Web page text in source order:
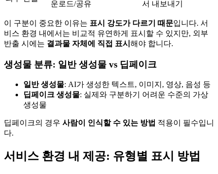
운로드/공유 서 내보내기
이 구분이 중요한 이유는 표시 강도가 다르기 때문입니다. 서
비스 환경 내에서는 비교적 유연하게 표시할 수 있지만, 외부
반출 시에는 결과물 자체에 직접 표시 해야 합니다.
생성물 분류: 일반 생성물 vs 딥페이크
일반 생성물: AI가 생성한 텍스트, 이미지, 영상, 음성 등
딥페이크 생성물: 실제와 구분하기 어려운 수준의 가상
생성물
딥페이크의 경우 사람이 인식할 수 있는 방법 적용이 필수입니
다.
서비스 환경 내 제공: 유형별 표시 방법